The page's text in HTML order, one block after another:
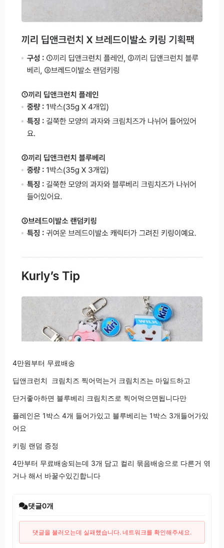
4만원부터 무료배송
딥앤크런치 크림치즈 찍어먹는거 크림치즈는 마일드하고
단거좋아하면 블루베리 크림치즈로 찍어먹으면됩니다만
플레인은 1박스 4개 들어가있고 블루베리는 1박스 3개들어가있
어요
키링 랜덤 증정
4만부터 무료배송되는데 3개 담고 컬리 묶음배송으로 다른거 엮
거나 해서 바꿀수있긴합니다
댓글0개
댓글을 불러오는데 실패했습니다. 네트워크를 확인해주세요.